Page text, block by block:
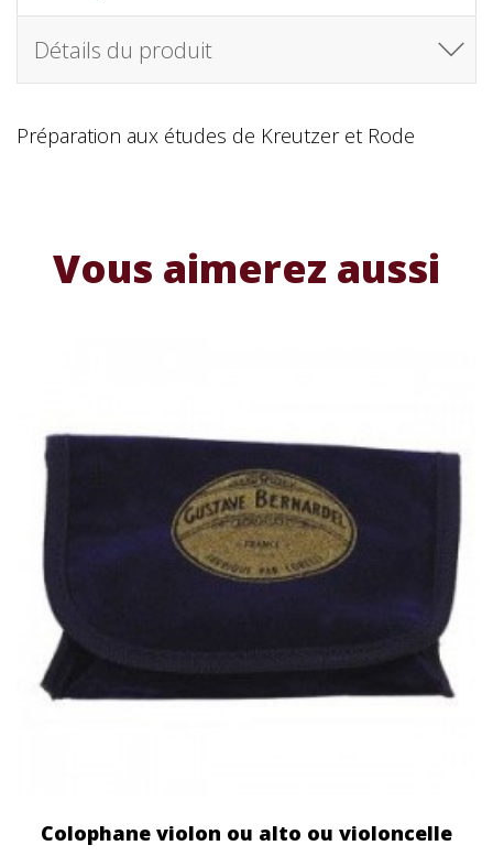
Détails du produit
Préparation aux études de Kreutzer et Rode
Vous aimerez aussi
Colophane violon ou alto ou violoncelle